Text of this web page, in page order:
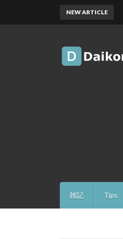
雑記 Tips
NEW ARTICLE